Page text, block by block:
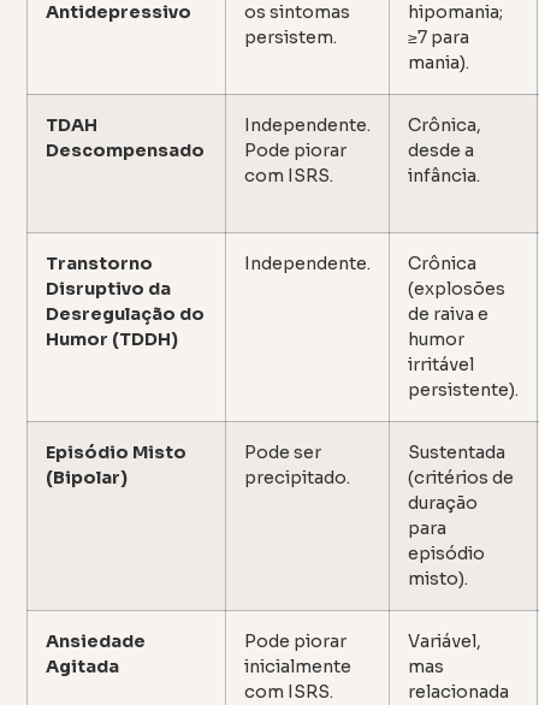
Antidepressivo
os sintomas
persistem.
hipomania;
≥7 para
mania).
TDAH
Descompensado
Independente.
Pode piorar
com ISRS.
Crônica,
desde a
infância.
Transtorno
Disruptivo da
Desregulação do
Humor (TDDH)
Independente.
Crônica
(explosões
de raiva e
humor
irritável
persistente).
Episódio Misto
(Bipolar)
Pode ser
precipitado.
Sustentada
(critérios de
duração
para
episódio
misto).
Ansiedade
Agitada
Pode piorar
inicialmente
com ISRS.
Variável,
mas
relacionada